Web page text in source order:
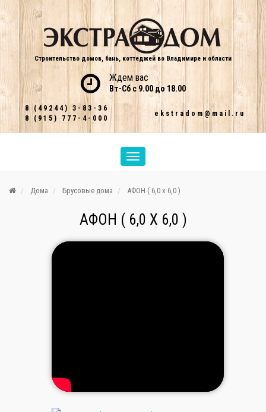
Строительство домов, бань, коттеджей во Владимире и области
Ждем вас
Вт-Сб с 9.00 до 18.00
8 (49244) 3-83-36
8 (915) 777-4-000
ekstradom@mail.ru
Дома Брусовые дома АФОН ( 6,0 х 6,0 )
АФОН ( 6,0 Х 6,0 )